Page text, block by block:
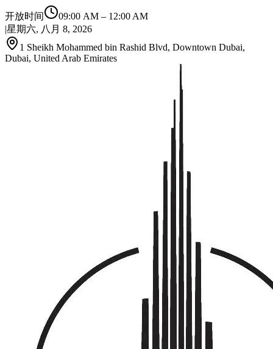
开放时间 09:00 AM – 12:00 AM
|星期六, 八月 8, 2026
1 Sheikh Mohammed bin Rashid Blvd, Downtown Dubai,
Dubai, United Arab Emirates